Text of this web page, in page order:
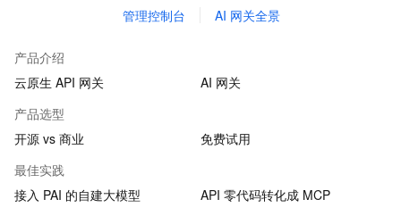
管理控制台 AI 网关全景
产品介绍
云原生 API 网关
AI 网关
产品选型
开源 vs 商业
免费试用
最佳实践
接入 PAI 的自建大模型
API 零代码转化成 MCP